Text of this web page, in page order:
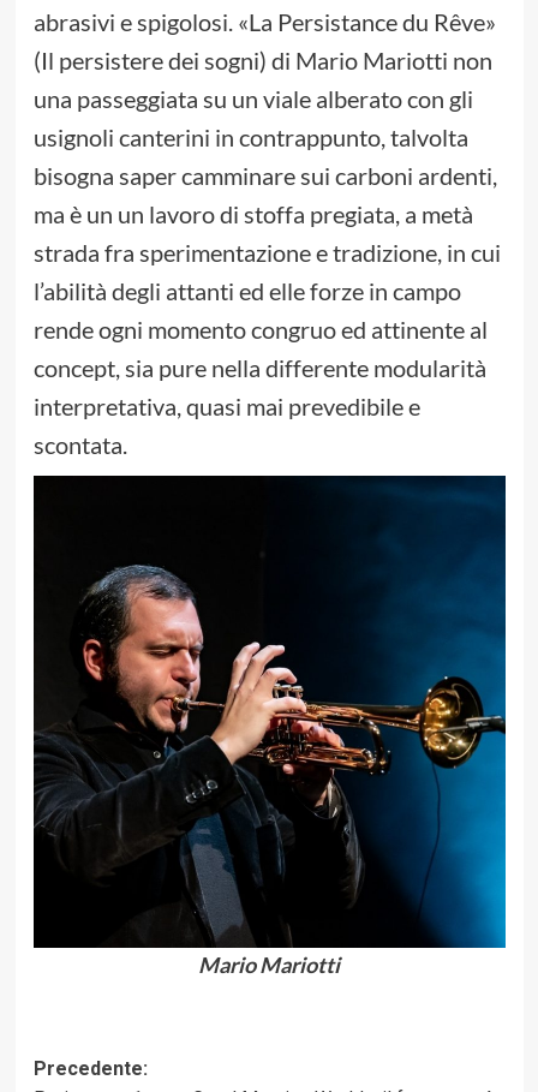
abrasivi e spigolosi. «La Persistance du Rêve»
(Il persistere dei sogni) di Mario Mariotti non
una passeggiata su un viale alberato con gli
usignoli canterini in contrappunto, talvolta
bisogna saper camminare sui carboni ardenti,
ma è un un lavoro di stoffa pregiata, a metà
strada fra sperimentazione e tradizione, in cui
l’abilità degli attanti ed elle forze in campo
rende ogni momento congruo ed attinente al
concept, sia pure nella differente modularità
interpretativa, quasi mai prevedibile e
scontata.
Mario Mariotti
Navigazione
Precedente: